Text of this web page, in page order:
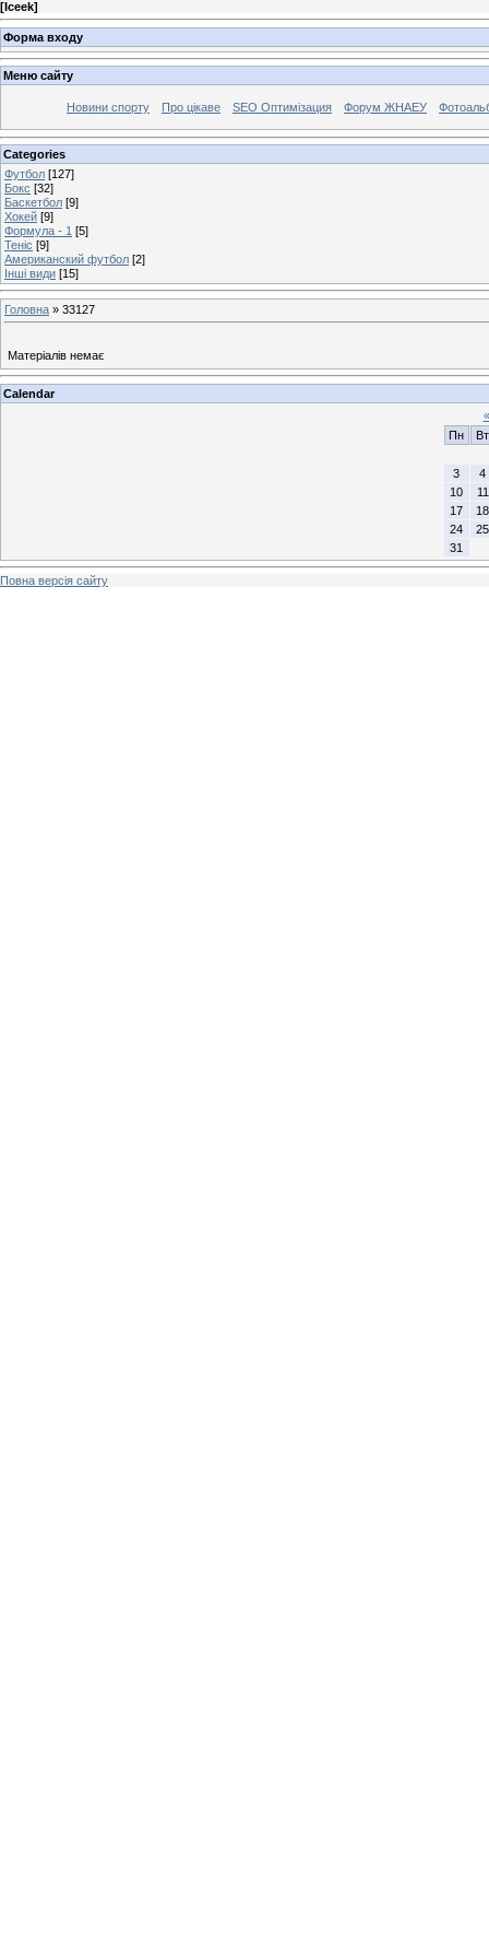
[Iceek]
Форма входу
Меню сайту
Новини спорту Про цікаве SEO Оптимізация Форум ЖНАЕУ
Categories
Футбол [127]
Бокс [32]
Баскетбол [9]
Хокей [9]
Формула - 1 [5]
Теніс [9]
Американский футбол [2]
Інші види [15]
Головна » 33127
Матеріалів немає
Calendar
«
Пн
Вт
3
4
10
11
17
18
24
25
31
Повна версія сайту